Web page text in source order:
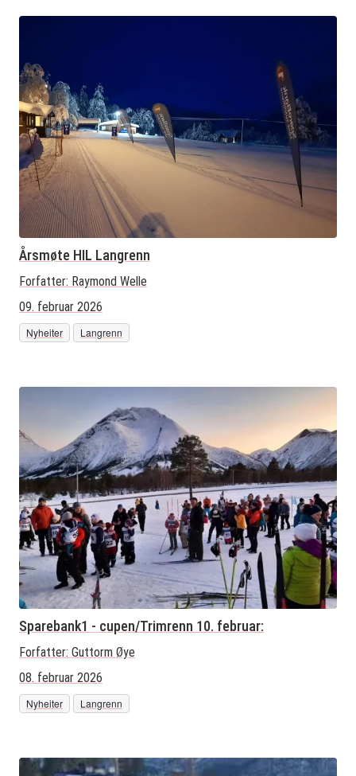
Årsmøte HIL Langrenn
Forfatter: Raymond Welle
09. februar 2026
Nyheiter Langrenn
Sparebank1 - cupen/Trimrenn 10. februar:
Forfatter: Guttorm Øye
08. februar 2026
Nyheiter Langrenn